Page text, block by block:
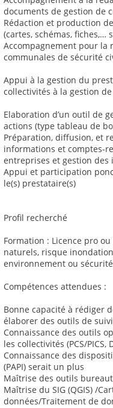
documents de gestion de
Rédaction et production
(cartes, schémas, fiches,…
Accompagnement pour la
communales de sécurité
Appui à la gestion du
collectivités à la gestion
Elaboration d’un outil de
actions (type tableau de
Préparation, diffusion, et
informations et comptes-
entreprises et gestion des
Appui et participation
le(s) prestataire(s)
Profil recherché
Formation : Licence pro
naturels, risque
environnement ou
Compétences attendues :
Bonne capacité à rédiger
élaborer des outils de suivi
Connaissance des outils
les collectivités (PCS/PICS,
Connaissance des
(PAPI) serait un plus
Maîtrise des outils
Maîtrise du SIG (QGIS) /
données/Traitement de